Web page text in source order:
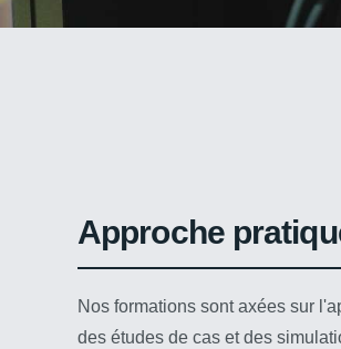
Approche
Nos formations sont axées sur
des études de cas et des